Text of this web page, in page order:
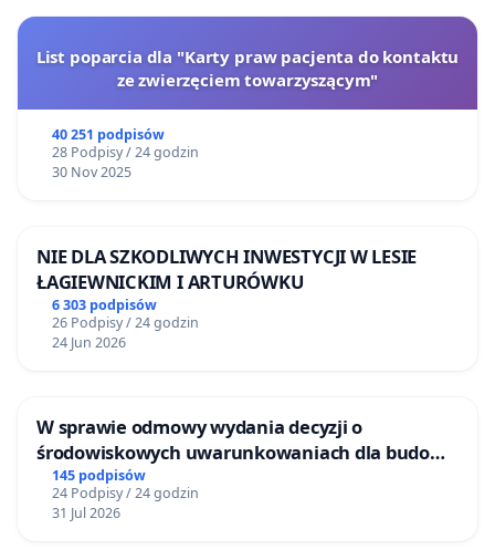
List poparcia dla "Karty praw pacjenta do kontaktu
ze zwierzęciem towarzyszącym"
40 251 podpisów
28 Podpisy / 24 godzin
30 Nov 2025
NIE DLA SZKODLIWYCH INWESTYCJI W LESIE
ŁAGIEWNICKIM I ARTURÓWKU
6 303 podpisów
26 Podpisy / 24 godzin
24 Jun 2026
W sprawie odmowy wydania decyzji o
środowiskowych uwarunkowaniach dla budowy
zakładu wytwarzania biometanu „Krynki” w
Ostrowiu Południowym oraz ochrony
mieszkańców i Puszczy Knyszyńskiej
145 podpisów
24 Podpisy / 24 godzin
31 Jul 2026